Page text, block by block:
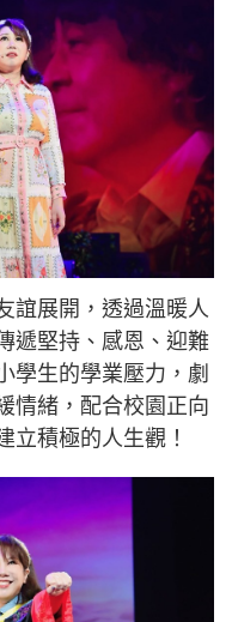
誼展開，透過溫暖人
遞堅持、感恩、迎難
學生的學業壓力，劇
情緒，配合校園正向
立積極的人生觀！